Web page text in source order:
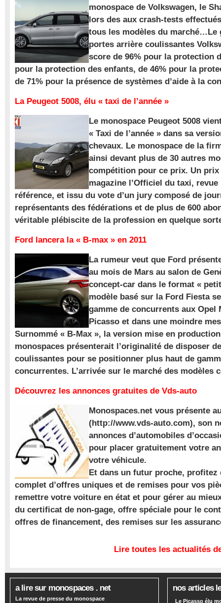
monospace de Volkswagen, le
lors des aux crash-tests
tous les modèles du marché…Le
portes arrière coulissantes
score de 96% pour la protection
pour la protection des enfants, de 46% pour la
de 71% pour la présence de systèmes d’aide à la
La Peugeot 5008, élu « taxi de l’année »
Le monospace Peugeot 5008
« Taxi de l’année » dans sa
chevaux. Le monospace de la
ainsi devant plus de 30 autres
compétition pour ce prix. Un
magazine l’Officiel du taxi,
référence, et issu du vote d’un jury composé de
représentants des fédérations et de plus de 600
véritable plébiscite de la profession en quelque
Ford lancera la « B-max » en 2011
La rumeur veut que Ford
au mois de Mars au salon de
concept-car dans le format «
modèle basé sur la Ford Fiesta
gamme de concurrents aux Opel
Picasso et dans une moindre
Surnommé « B-Max », la version mise en
monospaces présenterait l’originalité de disposer
coulissantes pour se positionner plus haut de
concurrentes. L’arrivée sur le marché des modèles
Découvrez les annonces gratuites de Vds-auto
Monospaces.net vous présente
(http://www.vds-auto.com), son
annonces d’automobiles
pour placer gratuitement votre
votre véhicule.
Et dans un futur proche, profitez
complet d’offres uniques et de remises pour vos
remettre votre voiture en état et pour gérer au
du certificat de non-gage, offre spéciale pour le
offres de financement, des remises sur les
Lire toutes les actualités
a lire sur monospaces . net
La revue de presse du monospace
nos articles
Le Picasso élu